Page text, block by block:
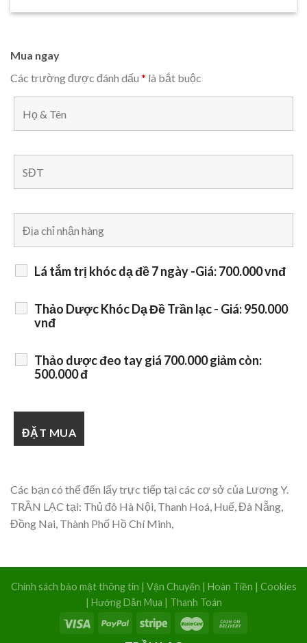
Mua ngay
Các trường được đánh dấu * là bắt buộc
Lá tắm trị khóc dạ đề 7 ngày -Giá: 700.000 vnđ
Thảo Dược Khóc Dạ Đề Trần lạc - Giá: 950.000
vnđ
Thảo dược đeo tay giá 700.000 giảm còn:
500.000 đ
Các bạn có thể đến lấy trực tiếp tại các cơ sở của Lương Y.
TRẦN LẠC tại: Thủ đô Hà Nội, Thanh Hoá, Huế, Đà Nẵng,
Đồng Nai, Thành Phố Hồ Chí Minh,
Chính sách bảo mật thông tin Vận Chuyển Hoàn Tiền
Cookies
Hướng Dẫn Mua Thanh Toán